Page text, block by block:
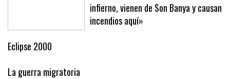
infierno, vienen de Son Banya y causan
incendios aquí»
Eclipse 2000
La guerra migratoria